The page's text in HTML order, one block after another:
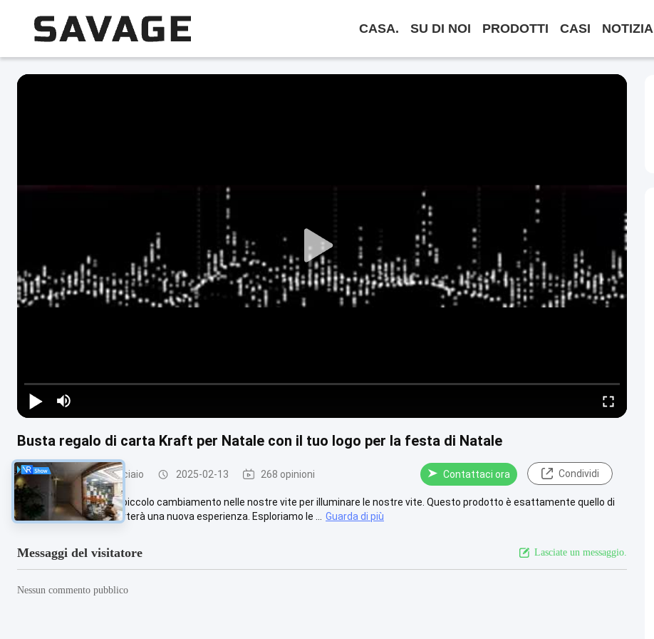
CASA. SU DI NOI PRODOTTI CASI NOTIZIA
Busta regalo di carta Kraft per Natale con il tuo logo per la festa di Natale
Pareti divisorie in acciaio 2025-02-13 268 opinioni Contattaci ora Condividi
Abbiamo bisogno di un piccolo cambiamento nelle nostre vite per illuminare le nostre vite. Questo prodotto è esattamente quello di
cui avete bisogno, vi porterà una nuova esperienza. Esploriamo le ...
Guarda di più
Messaggi del visitatore Lasciate un messaggio.
Nessun commento pubblico